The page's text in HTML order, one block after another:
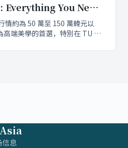
Everything You Need
情約為 50 萬至 150 萬韓元以
高端美學的首選，特別在 TU 牙
耐用度及透光度區別於傳統或樹
信息